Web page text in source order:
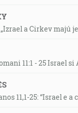
„Izrael a Cirkev majú
11:1 - 25 Israel
11,1-25: “Israel e